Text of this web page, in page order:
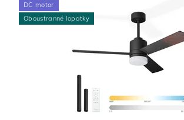
DC motor
Oboustranné lopatky